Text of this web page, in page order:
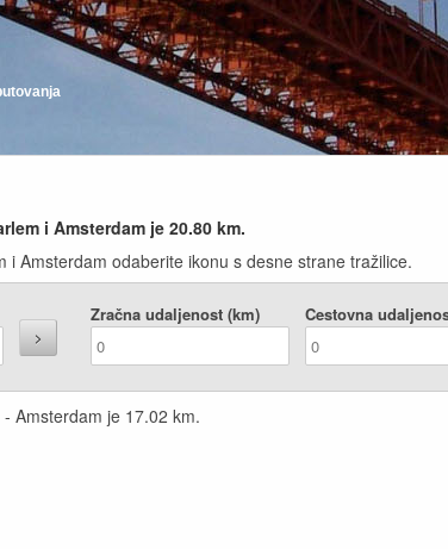
i Amsterdam je20.80 km.
Amsterdam odaberite ikonu s desne strane tražilice.
Zračna udaljenost (km) Cestovna
Amsterdam je 17.02 km.